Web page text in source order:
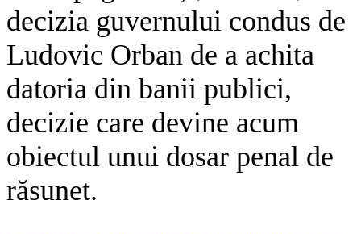
decizia guvernului condus de
Ludovic Orban de a achita
datoria din banii publici,
decizie care devine acum
obiectul unui dosar penal de
răsunet.